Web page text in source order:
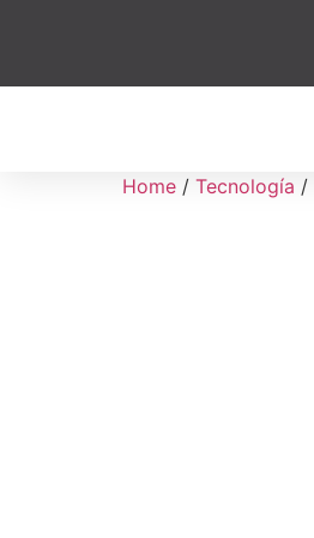
Home / Tecnología /